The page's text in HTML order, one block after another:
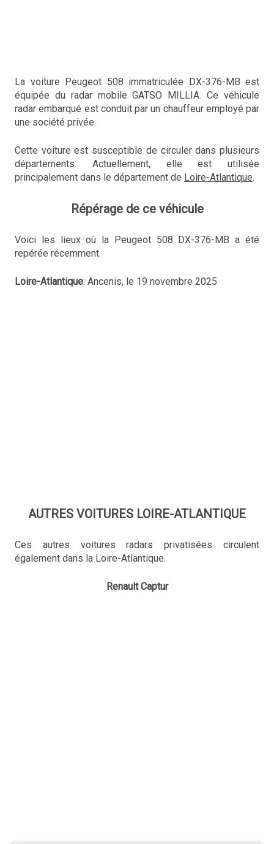
La voiture Peugeot 508 immatriculée DX-376-MB est
équipée du radar mobile GATSO MILLIA. Ce véhicule
radar embarqué est conduit par un chauffeur employé par
une société privée.
Cette voiture est susceptible de circuler dans plusieurs
départements. Actuellement, elle est utilisée
principalement dans le département de Loire-Atlantique.
Répérage de ce véhicule
Voici les lieux où la Peugeot 508 DX-376-MB a été
repérée récemment.
Loire-Atlantique: Ancenis, le 19 novembre 2025
AUTRES VOITURES LOIRE-ATLANTIQUE
Ces autres voitures radars privatisées circulent
également dans la Loire-Atlantique.
Renault Captur